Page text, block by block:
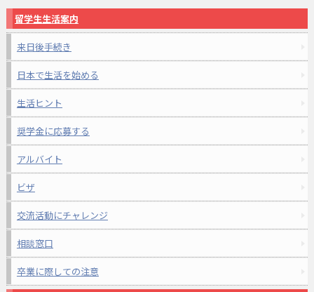
留学生生活案内
来日後手続き
日本で生活を始める
生活ヒント
奨学金に応募する
アルバイト
ビザ
交流活動にチャレンジ
相談窓口
卒業に際しての注意